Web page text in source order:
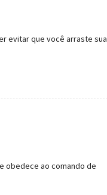
evitar que você arraste sua
obedece ao comando de